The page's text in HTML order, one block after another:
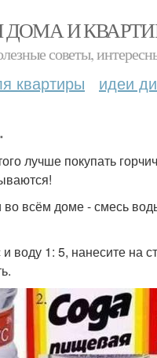
ДОМА И
советы,
квартиры идеи
лучше покупать
всём доме - смесь
воду 1: 5, нанесите на